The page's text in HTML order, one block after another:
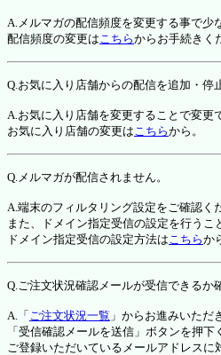
A.メルマガの配信頻度を変更する事で少
配信頻度の変更はこちらからお手続きく
Q.お気に入り店舗からの配信を追加・停
A.お気に入り店舗を変更することで変更
お気に入り店舗の変更はこちらから。
Q.メルマガが配信されません。
A.端末のフィルタリング設定をご確認く
また、ドメイン指定受信の設定を行うこ
ドメイン指定受信の設定方法はこちらか
Q.ご注文状況確認メールが受信できるか
A.「 ご注文状況一覧 」からお進みいただ
「受信確認メールを送信」ボタンを押下
ご登録いただいているメールアドレスに